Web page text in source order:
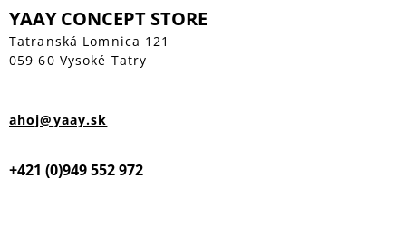
YAAY CONCEPT STORE
Tatranská Lomnica 121
059 60 Vysoké Tatry
ahoj@yaay.sk
+421 (0)949 552 972